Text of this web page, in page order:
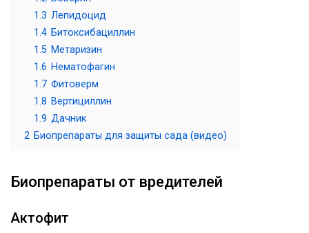
1.3 Лепидоцид
1.4 Битоксибациллин
1.5 Метаризин
1.6 Нематофагин
1.7 Фитоверм
1.8 Вертициллин
1.9 Дачник
2 Биопрепараты для защиты сада (видео)
Биопрепараты от вредителей
Актофит